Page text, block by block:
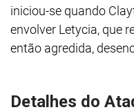
iniciou-se quando
envolver Letycia, que
então agredida,
Detalhes do